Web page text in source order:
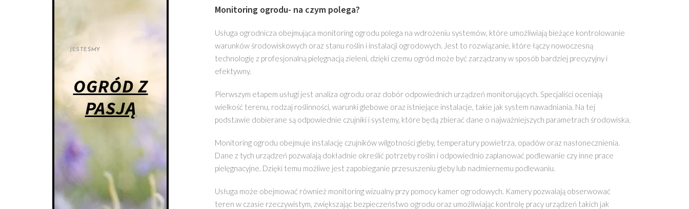
JESTEŚMY
OGRÓD Z
PASJĄ
Monitoring ogrodu- na czym polega?
Usługa ogrodnicza obejmująca monitoring ogrodu polega na wdrożeniu systemów, które umożliwiają bieżące kontrolowanie
warunków środowiskowych oraz stanu roślin i instalacji ogrodowych. Jest to rozwiązanie, które łączy nowoczesną
technologię z profesjonalną pielęgnacją zieleni, dzięki czemu ogród może być zarządzany w sposób bardziej precyzyjny i
efektywny.
Pierwszym etapem usługi jest analiza ogrodu oraz dobór odpowiednich urządzeń monitorujących. Specjaliści oceniają
wielkość terenu, rodzaj roślinności, warunki glebowe oraz istniejące instalacje, takie jak system nawadniania. Na tej
podstawie dobierane są odpowiednie czujniki i systemy, które będą zbierać dane o najważniejszych parametrach środowiska.
Monitoring ogrodu obejmuje instalację czujników wilgotności gleby, temperatury powietrza, opadów oraz nasłonecznienia.
Dane z tych urządzeń pozwalają dokładnie określić potrzeby roślin i odpowiednio zaplanować podlewanie czy inne prace
pielęgnacyjne. Dzięki temu możliwe jest zapobieganie przesuszeniu gleby lub nadmiernemu podlewaniu.
Usługa może obejmować również monitoring wizualny przy pomocy kamer ogrodowych. Kamery pozwalają obserwować
teren w czasie rzeczywistym, zwiększając bezpieczeństwo ogrodu oraz umożliwiając kontrolę pracy urządzeń takich jak